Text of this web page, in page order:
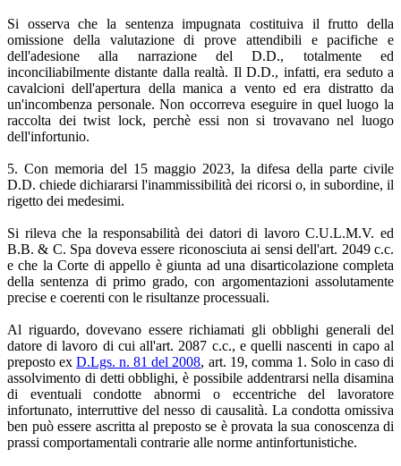
Si osserva che la sentenza impugnata costituiva il frutto della
omissione della valutazione di prove attendibili e pacifiche e
dell'adesione alla narrazione del D.D., totalmente ed
inconciliabilmente distante dalla realtà. Il D.D., infatti, era seduto a
cavalcioni dell'apertura della manica a vento ed era distratto da
un'incombenza personale. Non occorreva eseguire in quel luogo la
raccolta dei twist lock, perchè essi non si trovavano nel luogo
dell'infortunio.
5. Con memoria del 15 maggio 2023, la difesa della parte civile
D.D. chiede dichiararsi l'inammissibilità dei ricorsi o, in subordine, il
rigetto dei medesimi.
Si rileva che la responsabilità dei datori di lavoro C.U.L.M.V. ed
B.B. & C. Spa doveva essere riconosciuta ai sensi dell'art. 2049 c.c.
e che la Corte di appello è giunta ad una disarticolazione completa
della sentenza di primo grado, con argomentazioni assolutamente
precise e coerenti con le risultanze processuali.
Al riguardo, dovevano essere richiamati gli obblighi generali del
datore di lavoro di cui all'art. 2087 c.c., e quelli nascenti in capo al
preposto exD.Lgs. n. 81 del 2008, art. 19, comma 1. Solo in caso di
assolvimento di detti obblighi, è possibile addentrarsi nella disamina
di eventuali condotte abnormi o eccentriche del lavoratore
infortunato, interruttive del nesso di causalità. La condotta omissiva
ben può essere ascritta al preposto se è provata la sua conoscenza di
prassi comportamentali contrarie alle norme antinfortunistiche.